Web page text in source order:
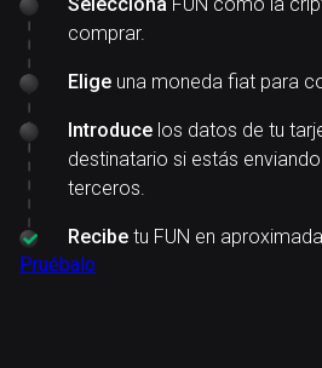
comprar.
Elige una moneda fiat para
Introduce los datos de tu
destinatario si estás
terceros.
Recibe tu FUN en
Pruébalo